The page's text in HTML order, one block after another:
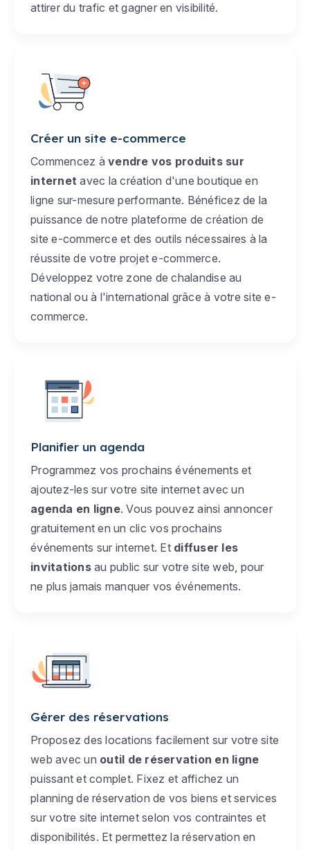
attirer du trafic et gagner en visibilité.
Créer un site e-commerce
Commencez à vendre vos produits sur
internet avec la création d'une boutique en
ligne sur-mesure performante. Bénéficez de la
puissance de notre plateforme de création de
site e-commerce et des outils nécessaires à la
réussite de votre projet e-commerce.
Développez votre zone de chalandise au
national ou à l'international grâce à votre site e-
commerce.
Planifier un agenda
Programmez vos prochains événements et
ajoutez-les sur votre site internet avec un
agenda en ligne. Vous pouvez ainsi annoncer
gratuitement en un clic vos prochains
événements sur internet. Et diffuser les
invitationsau public sur votre site web, pour
ne plus jamais manquer vos événements.
Gérer des réservations
Proposez des locations facilement sur votre site
web avec un outil de réservation en ligne
puissant et complet. Fixez et affichez un
planning de réservation de vos biens et services
sur votre site internet selon vos contraintes et
disponibilités. Et permettez la réservation en